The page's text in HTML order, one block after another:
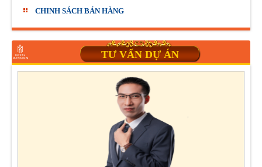
CHINH SÁCH BÁN HÀNG
TƯ VẤN DỰ ÁN